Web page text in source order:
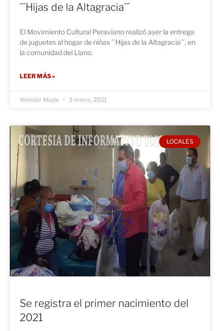
´´Hijas de la Altagracia´´
El Movimiento Cultural Peraviano realizó ayer la entrega
de juguetes al hogar de niñas ´´Hijas de la Altagracia´´, en
la comunidad del Llano.
LEER MÁS »
Wender Made 3 enero, 2021
LOCALES
Se registra el primer nacimiento del
2021